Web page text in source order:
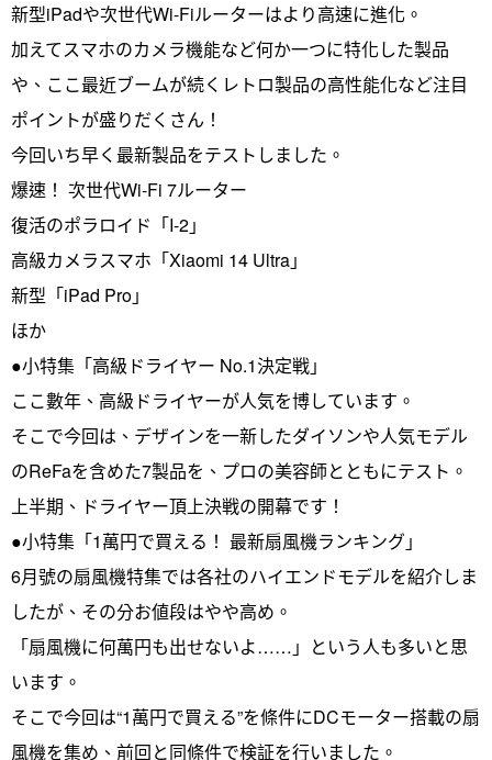
新型iPadや次世代Wi-Fiルーターはより高速に進化。
加えてスマホのカメラ機能など何か一つに特化した製品
や、ここ最近ブームが続くレトロ製品の高性能化など注目
ポイントが盛りだくさん！
今回いち早く最新製品をテストしました。
爆速！ 次世代Wi-Fi 7ルーター
復活のポラロイド「I-2」
高級カメラスマホ「Xiaomi 14 Ultra」
新型「iPad Pro」
ほか
●小特集「高級ドライヤー No.1決定戦」
ここ數年、高級ドライヤーが人気を博しています。
そこで今回は、デザインを一新したダイソンや人気モデル
のReFaを含めた7製品を、プロの美容師とともにテスト。
上半期、ドライヤー頂上決戦の開幕です！
●小特集「1萬円で買える！ 最新扇風機ランキング」
6月號の扇風機特集では各社のハイエンドモデルを紹介しま
したが、その分お値段はやや高め。
「扇風機に何萬円も出せないよ……」という人も多いと思
います。
そこで今回は“1萬円で買える”を條件にDCモーター搭載の扇
風機を集め、前回と同條件で検証を行いました。